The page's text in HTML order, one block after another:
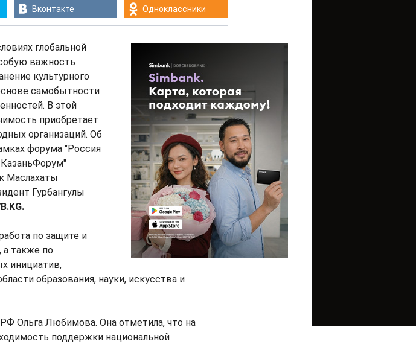
Вконтакте Одноклассники
глобальной
важность
культурного
самобытности
В этой
приобретает
организаций. Об
форума "Россия
Маслахаты
Гурбангулы
по защите и
а также по
инициатив,
образования, науки, искусства и
Ольга Любимова. Она отметила, что на
поддержки национальной